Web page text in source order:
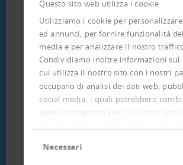
Questo sito web utilizza i cookie
Utilizziamo i cookie per
ed annunci, per fornire funzionalità
media e per analizzare il nostro
Condividiamo inoltre informazioni sul
cui utilizza il nostro sito con i nostri
occupano di analisi dei dati web,
social media, i quali potrebbero
altre informazioni che ha fornito loro o
delNecessari
Xchange, si offre l’opzione di una
automatizzata di grandi quantità di
contabilità del cliente. Creditreform
debitori, comparandoli con la sua
dati. Le richieste individuali sono
considerazione in forma anonima
valutazione della solvibilità.
Anche mediante la trasmissione di
all’incasso, vengono integrate
comportamento di pagamento dei